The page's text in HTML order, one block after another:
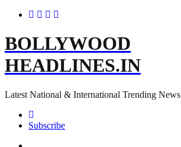
BOLLYWOOD
HEADLINES.IN
Latest National & International Trending News
Subscribe